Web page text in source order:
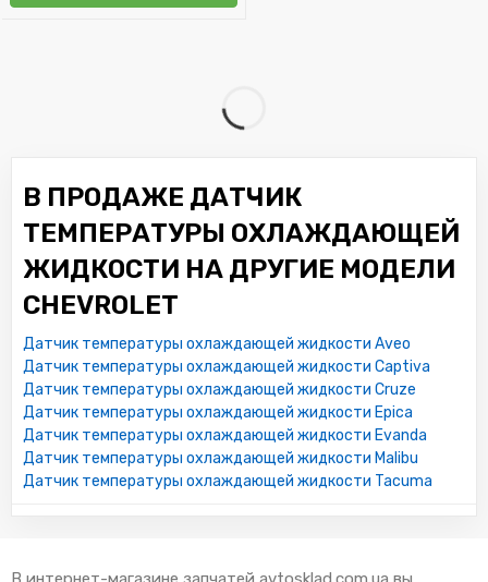
В ПРОДАЖЕ ДАТЧИК
ТЕМПЕРАТУРЫ ОХЛАЖДАЮЩЕЙ
ЖИДКОСТИ НА ДРУГИЕ МОДЕЛИ
CHEVROLET
Датчик температуры охлаждающей жидкости Aveo
Датчик температуры охлаждающей жидкости Captiva
Датчик температуры охлаждающей жидкости Cruze
Датчик температуры охлаждающей жидкости Epica
Датчик температуры охлаждающей жидкости Evanda
Датчик температуры охлаждающей жидкости Malibu
Датчик температуры охлаждающей жидкости Tacuma